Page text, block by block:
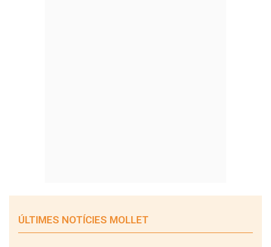
ÚLTIMES NOTÍCIES MOLLET